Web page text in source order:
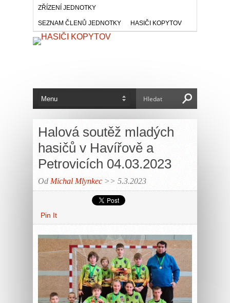
ZŘÍZENÍ JEDNOTKY
SEZNAM ČLENŮ JEDNOTKY HASIČI KOPYTOV
Halová soutěž mladých
hasičů v Havířově a
Petrovicích 04.03.2023
Od Michal Mlynkec >> 5.3.2023
Pin It